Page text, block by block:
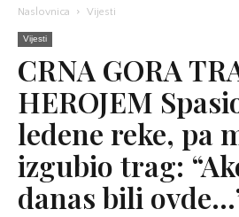
Naslovnica Vijesti
Vijesti
CRNA GORA
HEROJEM
ledene reke, pa
izgubio trag:
danas bili